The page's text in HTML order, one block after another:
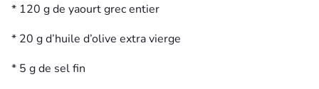
* 120 g de yaourt grec entier
* 20 g d’huile d’olive extra vierge
* 5 g de sel fin